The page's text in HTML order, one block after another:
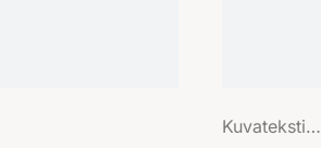
Kuvateksti…